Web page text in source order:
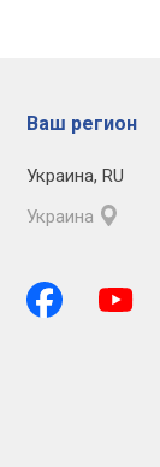
Ваш регион
Украина, RU
Украина